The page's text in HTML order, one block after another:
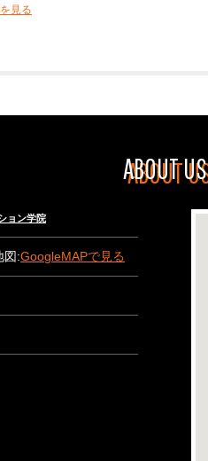
見る
ABOUT US
ョン学院
図:GoogleMAPで見る